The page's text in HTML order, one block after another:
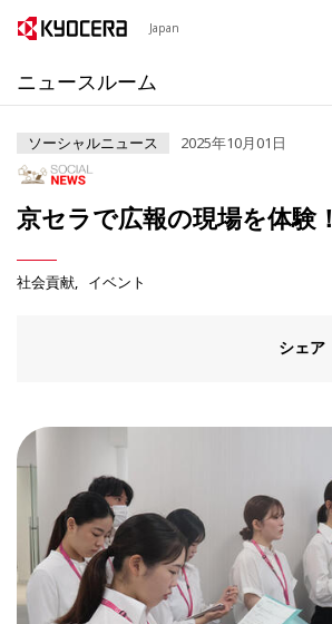
Japan
ニュースルーム
ソーシャルニュース 2025年10月01日
京セラで広報の現場を体験！
社会貢献 イベント
シェア